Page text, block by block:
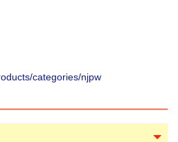
categories/njpw